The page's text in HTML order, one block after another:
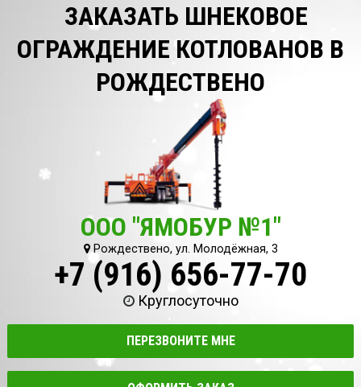
ЗАКАЗАТЬ ШНЕКОВОЕ
ОГРАЖДЕНИЕ КОТЛОВАНОВ В
РОЖДЕСТВЕНО
ООО "ЯМОБУР №1"
Рождествено, ул. Молодёжная, 3
+7 (916) 656-77-70
Круглосуточно
ПЕРЕЗВОНИТЕ МНЕ